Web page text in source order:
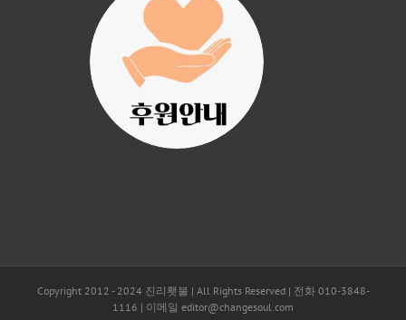
진리횃불 사역은
여러분의 후원으
로 이루어집니다.
Copyright 2012 - 2024 진리횃불 | All Rights Reserved | 전화 010-3848-
1116 | 이메일 editor@changesoul.com